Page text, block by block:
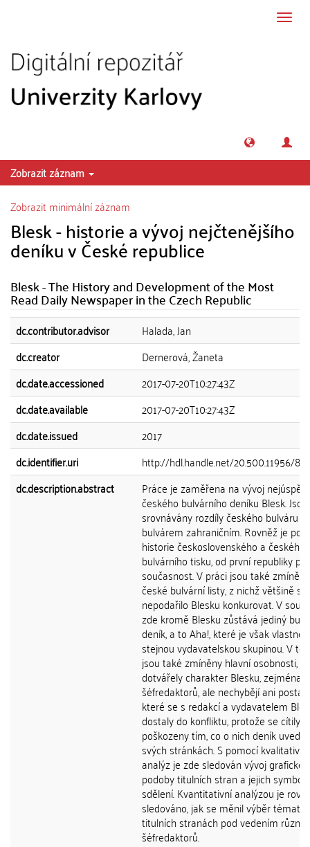
Zobrazit záznam
Zobrazit minimální záznam
Blesk - historie a vývoj nejčtenějšího
deníku v České republice
Blesk - The History and Development of the Most
Read Daily Newspaper in the Czech Republic
dc.contributor.advisor
Halada, Jan
dc.creator
Dernerová, Žaneta
dc.date.accessioned
2017-07-20T10:27:43Z
dc.date.available
2017-07-20T10:27:43Z
dc.date.issued
2017
dc.identifier.uri
http://hdl.handle.net/20.500.11956/
dc.description.abstract
Práce je zaměřena na vývoj
českého bulvárního deníku Blesk.
srovnávány rozdíly českého bulváru s
bulvárem zahraničním. Rovněž je
historie československého a českého
bulvárního tisku, od první republiky po
současnost. V práci jsou také
české bulvární listy, z nichž většině se
nepodařilo Blesku konkurovat. V
zde kromě Blesku zůstává jediný
deník, a to Aha!, které je však
stejnou vydavatelskou skupinou. V
jsou také zmíněny hlavní osobnosti,
dotvářely charakter Blesku, zejména
šéfredaktorů, ale nechybějí ani
které se s redakcí a vydavatelem
dostaly do konfliktu, protože se cítily
poškozeny tím, co o nich deník uvedl
svých stránkách. S pomocí
analýz je zde sledován vývoj grafické
podoby titulních stran a jejich
sdělení. Kvantitativní analýzou je
sledováno, jak se měnil výběr témat
titulních stranách pod vedením
šéfredaktorů.